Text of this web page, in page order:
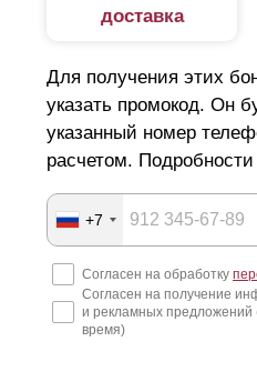
доставка
Для получения этих
указать промокод. Он
указанный номер
расчетом.
+7
Согласен на обработку
Согласен на получение
и рекламных предложений
время)